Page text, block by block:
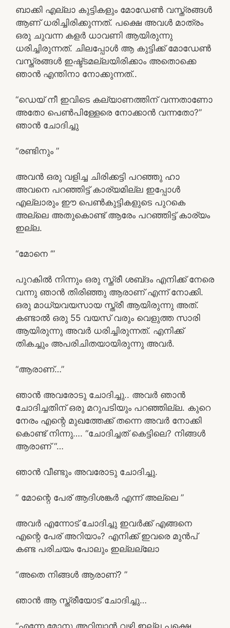
ബാക്കി എല്ലാ കുട്ടികളും മോഡേൺ വസ്ത്രങ്ങൾ
ആണ് ധരിച്ചിരിക്കുന്നത്. പക്ഷെ അവൾ മാത്രം
ഒരു ചുവന്ന കളർ ധാവണി ആയിരുന്നു
ധരിച്ചിരുന്നത്. ചിലപ്പോൾ ആ കുട്ടിക്ക് മോഡേൺ
വസ്ത്രങ്ങൾ ഇഷ്ട്ടമല്ലയിരിക്കാം അതൊക്കെ
ഞാൻ എന്തിനാ നോക്കുന്നത്..
“ഡെയ് നീ ഇവിടെ കല്യാണത്തിന് വന്നതാണോ
അതോ പെൺപിള്ളേരെ നോക്കാൻ വന്നതോ?”
ഞാൻ ചോദിച്ചു
“രണ്ടിനും ”
അവൻ ഒരു വളിച്ച ചിരിക്കട്ടി പറഞ്ഞു ഹാ
അവനെ പറഞ്ഞിട്ട് കാര്യമില്ല ഇപ്പോൾ
എല്ലാരും ഈ പെൺകുട്ടികളുടെ പുറകെ
അല്ലെ അതുകൊണ്ട് ആരേം പറഞ്ഞിട്ട് കാര്യം
ഇല്ല.
“മോനെ ‘”
പുറകിൽ നിന്നും ഒരു സ്ത്രീ ശബ്‌ദം എനിക്ക് നേരെ
വന്നു ഞാൻ തിരിഞ്ഞു ആരാണ് എന്ന് നോക്കി.
ഒരു മാധ്യവയസായ സ്ത്രീ ആയിരുന്നു അത്.
കണ്ടാൽ ഒരു 55 വയസ് വരും വെളുത്ത സാരി
ആയിരുന്നു അവർ ധരിച്ചിരുന്നത്. എനിക്ക്
തികച്ചും അപരിചിതയായിരുന്നു അവർ.
“ആരാണ്…”
ഞാൻ അവരോടു ചോദിച്ചു.. അവർ ഞാൻ
ചോദിച്ചതിന് ഒരു മറുപടിയും പറഞ്ഞില്ല. കുറെ
നേരം എന്റെ മുഖത്തേക്ക് തന്നെ അവർ നോക്കി
കൊണ്ട് നിന്നു…. “ചോദിച്ചത് കെട്ടിലെ? നിങ്ങൾ
ആരാണ് “…
ഞാൻ വീണ്ടും അവരോടു ചോദിച്ചു.
” മോന്റെ പേര് ആദിശങ്കർ എന്ന് അല്ലെ ”
അവർ എന്നോട് ചോദിച്ചു ഇവർക്ക് എങ്ങനെ
എന്റെ പേര് അറിയാം? എനിക്ക് ഇവരെ മുൻപ്
കണ്ട പരിചയം പോലും ഇല്ലല്ലോ
“അതെ നിങ്ങൾ ആരാണ്? ”
ഞാൻ ആ സ്ത്രീയോട് ചോദിച്ചു…
“എന്നേ മോനു അറിയാൻ വഴി ഇല്ല പക്ഷെ